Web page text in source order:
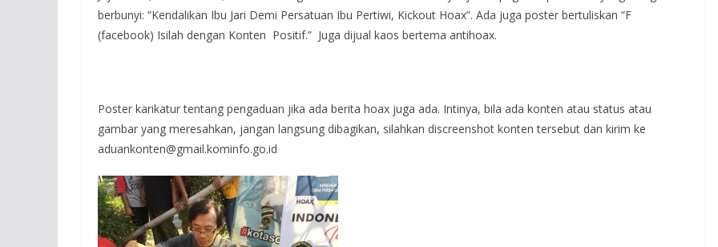
berbunyi: “Kendalikan Ibu Jari Demi Persatuan Ibu Pertiwi, Kickout Hoax”. Ada juga poster bertuliskan “F
(facebook) Isilah dengan Konten Positif.” Juga dijual kaos bertema antihoax.
Poster karikatur tentang pengaduan jika ada berita hoax juga ada. Intinya, bila ada konten atau status atau
gambar yang meresahkan, jangan langsung dibagikan, silahkan discreenshot konten tersebut dan kirim ke
aduankonten@gmail.kominfo.go.id